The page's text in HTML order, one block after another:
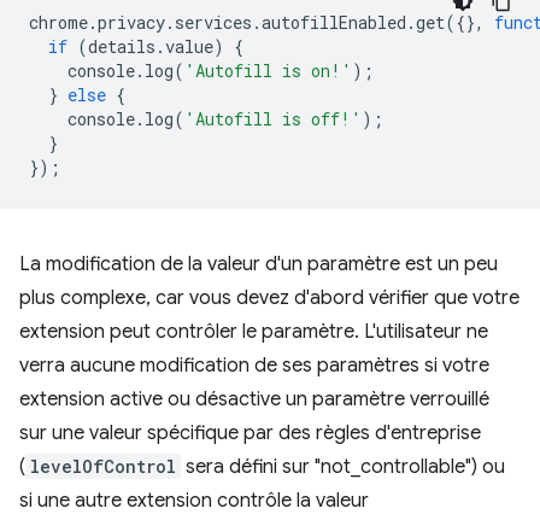
chrome.privacy. services .autofillEnabled .get({},
if (details .value)
{
console. log( 'Autofill is on!' );
} else {
console. log( 'Autofill is off!' );
}
});
La modification de la valeur d'un paramètre est un peu
plus complexe, car vous devez d'abord vérifier que votre
extension peut contrôler le paramètre. L'utilisateur ne
verra aucune modification de ses paramètres si votre
extension active ou désactive un paramètre verrouillé
sur une valeur spécifique par des règles d'entreprise
( levelOfControl sera défini sur "not_controllable") ou
si une autre extension contrôle la valeur